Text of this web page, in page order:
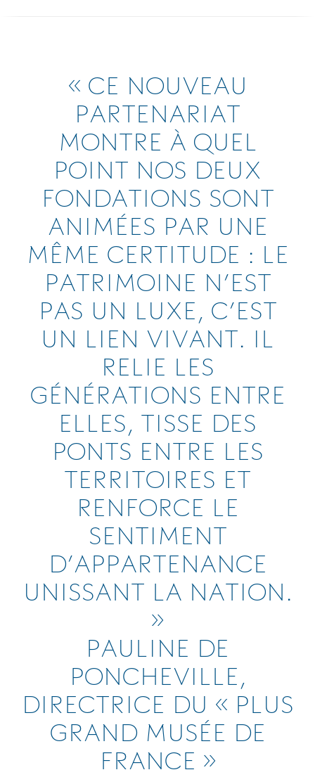
« CE NOUVEAU
PARTENARIAT
MONTRE À QUEL
POINT NOS DEUX
FONDATIONS SONT
ANIMÉES PAR UNE
MÊME CERTITUDE : LE
PATRIMOINE N’EST
PAS UN LUXE, C’EST
UN LIEN VIVANT. IL
RELIE LES
GÉNÉRATIONS ENTRE
ELLES, TISSE DES
PONTS ENTRE LES
TERRITOIRES ET
RENFORCE LE
SENTIMENT
D’APPARTENANCE
UNISSANT LA NATION.
»
PAULINE DE
PONCHEVILLE,
DIRECTRICE DU « PLUS
GRAND MUSÉE DE
FRANCE »